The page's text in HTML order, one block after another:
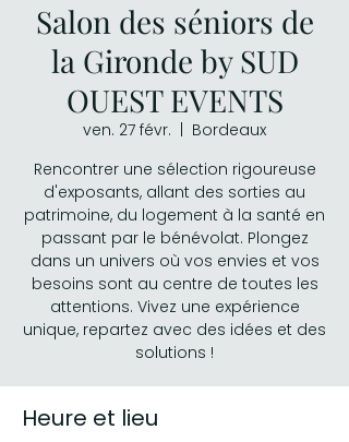
Salon des séniors de
la Gironde by SUD
OUEST EVENTS
ven. 27 févr.
Bordeaux
Rencontrer une sélection rigoureuse
d'exposants, allant des sorties au
patrimoine, du logement à la santé en
passant par le bénévolat. Plongez
dans un univers où vos envies et vos
besoins sont au centre de toutes les
attentions. Vivez une expérience
unique, repartez avec des idées et des
solutions !
Heure et lieu